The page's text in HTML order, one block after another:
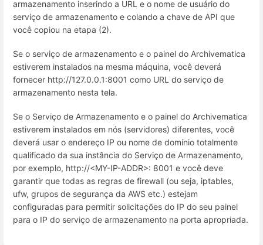
armazenamento inserindo a URL e o nome de usuário do
serviço de armazenamento e colando a chave de API que
você copiou na etapa (2).
Se o serviço de armazenamento e o painel do Archivematica
estiverem instalados na mesma máquina, você deverá
fornecer http://127.0.0.1:8001 como URL do serviço de
armazenamento nesta tela.
Se o Serviço de Armazenamento e o painel do Archivematica
estiverem instalados em nós (servidores) diferentes, você
deverá usar o endereço IP ou nome de domínio totalmente
qualificado da sua instância do Serviço de Armazenamento,
por exemplo, http://<MY-IP-ADDR>: 8001 e você deve
garantir que todas as regras de firewall (ou seja, iptables,
ufw, grupos de segurança da AWS etc.) estejam
configuradas para permitir solicitações do IP do seu painel
para o IP do serviço de armazenamento na porta apropriada.